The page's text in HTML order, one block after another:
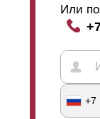
Или
+7